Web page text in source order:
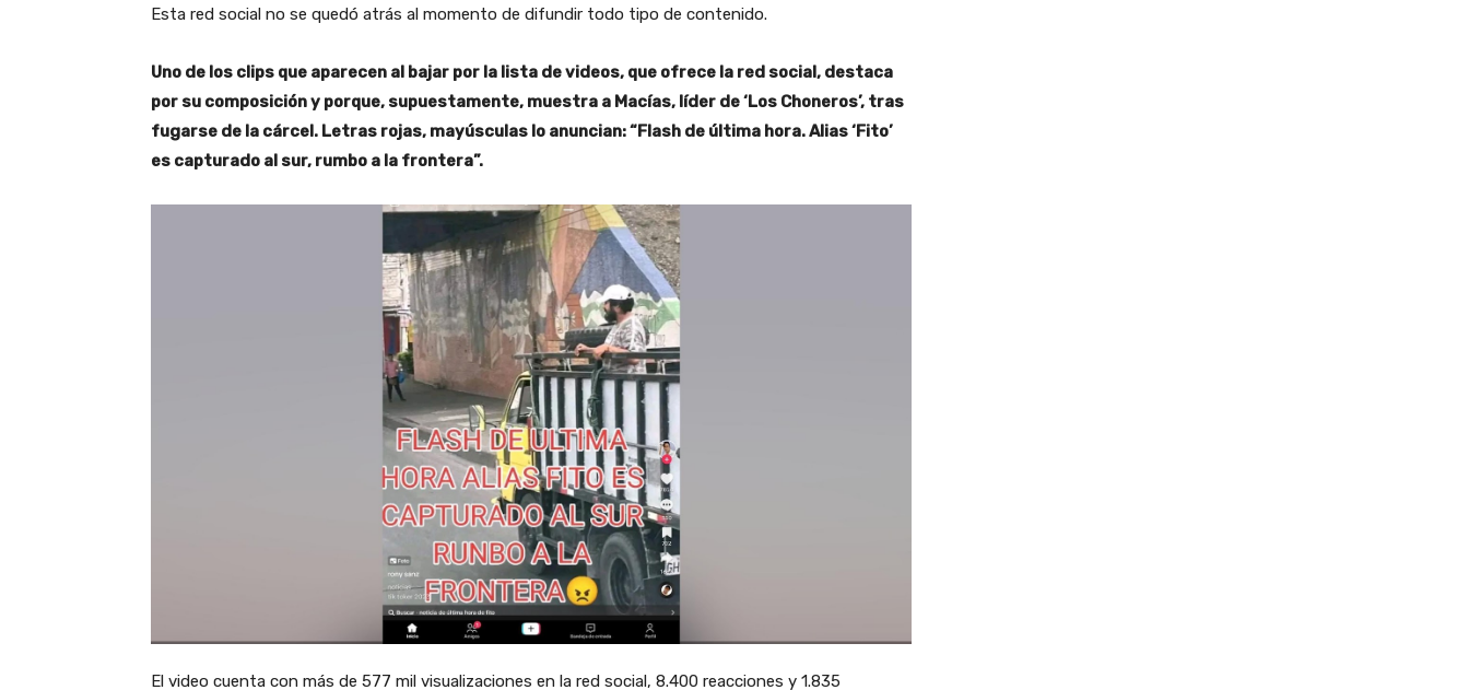
Esta red social no se quedó atrás al momento de difundir todo tipo de contenido.
Uno de los clips que aparecen al bajar por la lista de videos, que ofrece la red social, destaca
por su composición y porque, supuestamente, muestra a Macías, líder de ‘Los Choneros’, tras
fugarse de la cárcel. Letras rojas, mayúsculas lo anuncian: “Flash de última hora. Alias ‘Fito’
es capturado al sur, rumbo a la frontera”.
El video cuenta con más de 577 mil visualizaciones en la red social, 8.400 reacciones y 1.835